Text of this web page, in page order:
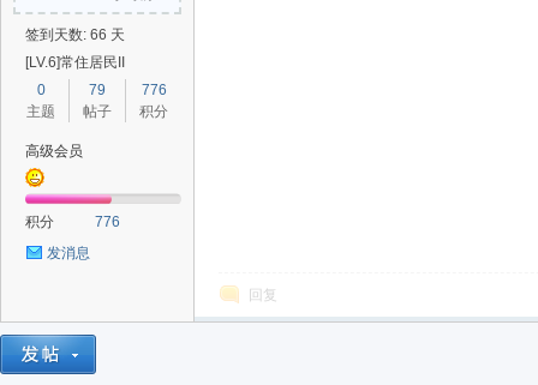
签到天数: 66 天
[LV.6]常住居民II
0
主题
79
帖子
776
积分
高级会员
积分
776
发消息
回复